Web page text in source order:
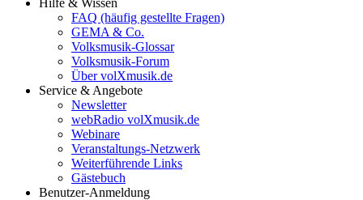
Hilfe & Wissen
FAQ (häufig gestellte Fragen)
GEMA & Co.
Volksmusik-Glossar
Volksmusik-Forum
Über volXmusik.de
Service & Angebote
Newsletter
webRadio volXmusik.de
Webinare
Veranstaltungs-Netzwerk
Weiterführende Links
Gästebuch
Benutzer-Anmeldung